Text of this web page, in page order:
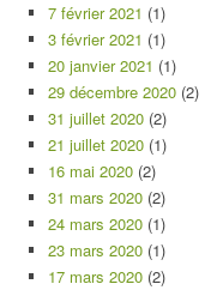
7 février 2021 (1)
3 février 2021 (1)
20 janvier 2021 (1)
29 décembre 2020 (2)
31 juillet 2020 (2)
21 juillet 2020 (1)
16 mai 2020 (2)
31 mars 2020 (2)
24 mars 2020 (1)
23 mars 2020 (1)
17 mars 2020 (2)